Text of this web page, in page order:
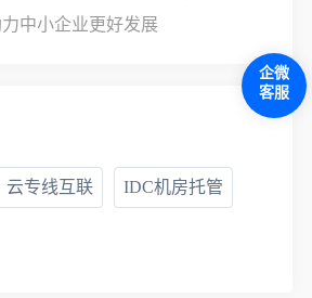
中小企业更好发展
云专线互联 IDC机房托管
企微
客服